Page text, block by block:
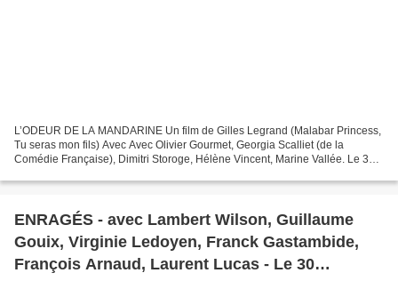
L’ODEUR DE LA MANDARINE Un film de Gilles Legrand (Malabar Princess,
Tu seras mon fils) Avec Avec Olivier Gourmet, Georgia Scalliet (de la
Comédie Française), Dimitri Storoge, Hélène Vincent, Marine Vallée. Le 30
ENRAGÉS - avec Lambert Wilson, Guillaume
Gouix, Virginie Ledoyen, Franck Gastambide,
François Arnaud, Laurent Lucas - Le 30